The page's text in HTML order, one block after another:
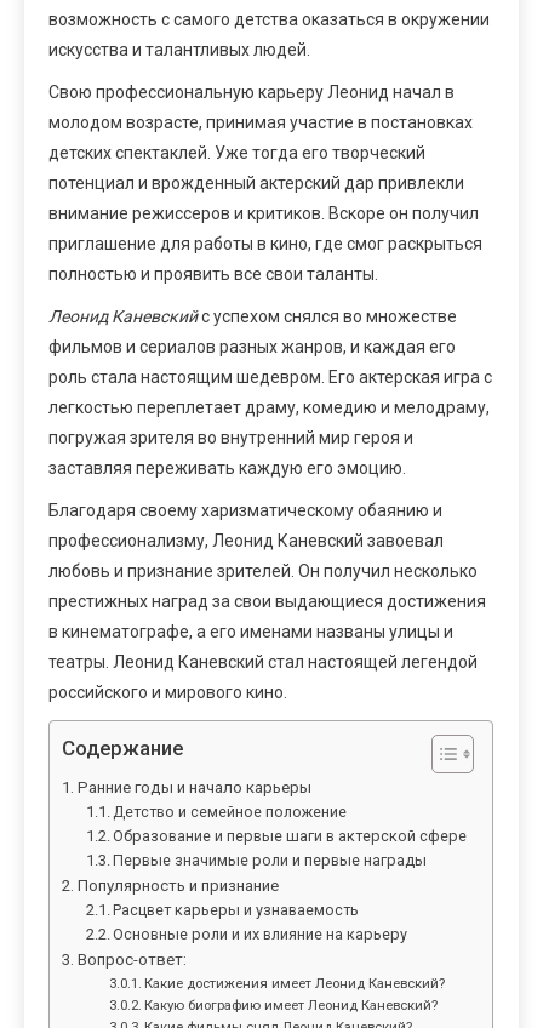
возможность с самого детства оказаться в окружении
искусства и талантливых людей.
Свою профессиональную карьеру Леонид начал в
молодом возрасте, принимая участие в постановках
детских спектаклей. Уже тогда его творческий
потенциал и врожденный актерский дар привлекли
внимание режиссеров и критиков. Вскоре он получил
приглашение для работы в кино, где смог раскрыться
полностью и проявить все свои таланты.
Леонид Каневскийс успехом снялся во множестве
фильмов и сериалов разных жанров, и каждая его
роль стала настоящим шедевром. Его актерская игра с
легкостью переплетает драму, комедию и мелодраму,
погружая зрителя во внутренний мир героя и
заставляя переживать каждую его эмоцию.
Благодаря своему харизматическому обаянию и
профессионализму, Леонид Каневский завоевал
любовь и признание зрителей. Он получил несколько
престижных наград за свои выдающиеся достижения
в кинематографе, а его именами названы улицы и
театры. Леонид Каневский стал настоящей легендой
российского и мирового кино.
Содержание
Ранние годы и начало карьеры
Детство и семейное положение
Образование и первые шаги в актерской сфере
Первые значимые роли и первые награды
Популярность и признание
Расцвет карьеры и узнаваемость
Основные роли и их влияние на карьеру
Вопрос-ответ:
Какие достижения имеет Леонид Каневский?
Какую биографию имеет Леонид Каневский?